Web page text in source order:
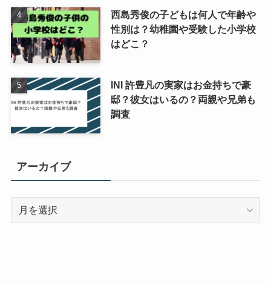
西島秀俊の子どもは何人で年齢や
性別は？幼稚園や受験した小学校
はどこ？
INI 許豊凡の実家はお金持ちで豪
邸？彼女はいるの？両親や兄弟も
調査
アーカイブ